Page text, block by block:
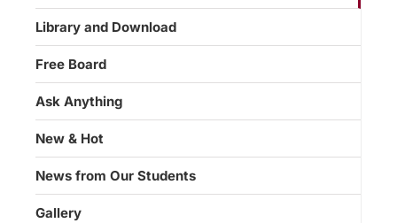
Library and Download
Free Board
Ask Anything
New & Hot
News from Our Students
Gallery